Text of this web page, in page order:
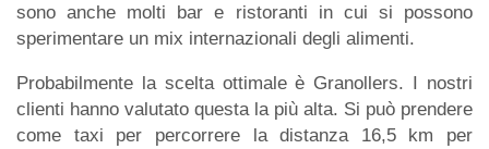
sono anche molti bar e ristoranti in cui si possono
sperimentare un mix internazionali degli alimenti.
Probabilmente la scelta ottimale è Granollers. I nostri
clienti hanno valutato questa la più alta. Si può prendere
come taxi per percorrere la distanza 16,5 km per